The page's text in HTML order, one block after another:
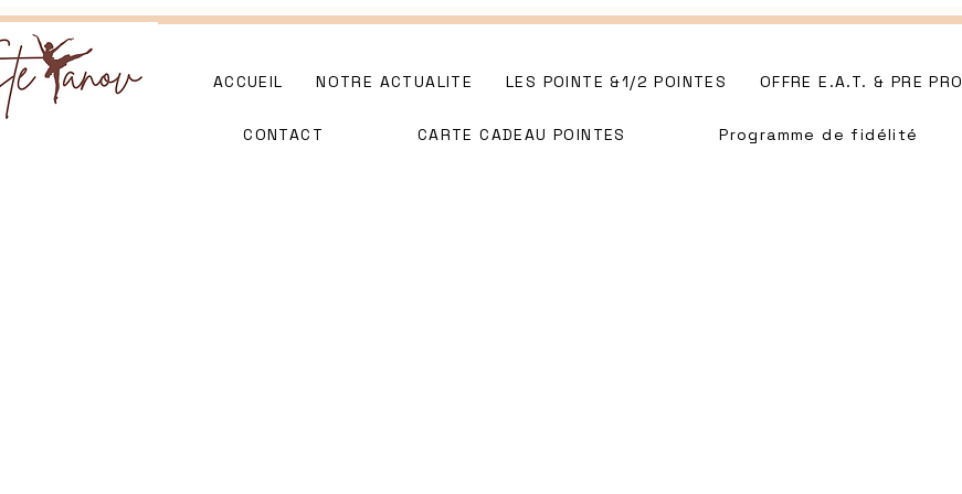
ACCUEIL NOTRE ACTUALITE LES POINTE &1/2 POINTES OFFRE E.A.T. & PRE PRO
CONTACT CARTE CADEAU POINTES Programme de fidélité